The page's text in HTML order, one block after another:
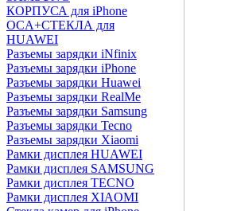
КОРПУСА для iPhone
OCA+СТЕКЛА для
HUAWEI
Разъемы зарядки iNfinix
Разъемы зарядки iPhone
Разъемы зарядки Huawei
Разъемы зарядки RealMe
Разъемы зарядки Samsung
Разъемы зарядки Tecno
Разъемы зарядки Xiaomi
Рамки дисплея HUAWEI
Рамки дисплея SAMSUNG
Рамки дисплея TECNO
Рамки дисплея XIAOMI